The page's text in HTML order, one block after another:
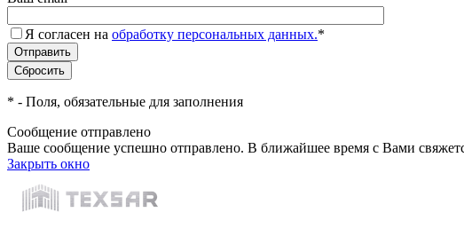
Я согласен на обработку персональных данных.*
* - Поля, обязательные для заполнения
Сообщение отправлено
Ваше сообщение успешно отправлено. В ближайшее время с Вами
Закрыть окно